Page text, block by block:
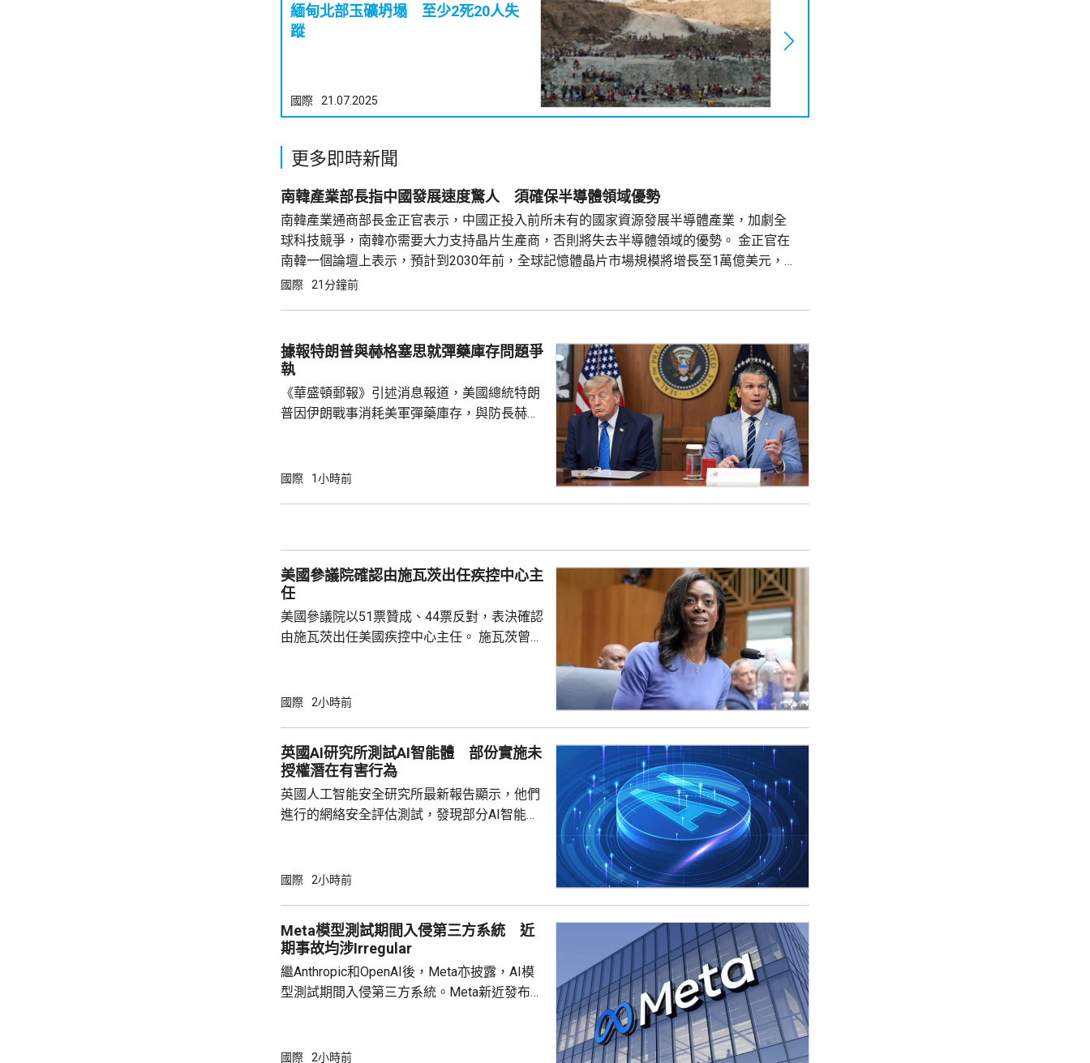
緬甸北部玉礦坍塌 至少2死20人失
蹤
國際 21.07.2025
更多即時新聞
南韓產業部長指中國發展速度驚人 須確保半導體領域優勢
南韓產業通商部長金正官表示，中國正投入前所未有的國家資源發展半導體產業，加劇全
球科技競爭，南韓亦需要大力支持晶片生產商，否則將失去半導體領域的優勢。 金正官在
南韓一個論壇上表示，預計到2030年前，全球記憶體晶片市場規模將增長至1萬億美元，發
展速度將成為決定性的競爭優勢，又指對中國超乎想像的發展速度深感擔憂，形容現時形
國際 21分鐘前
據報特朗普與赫格塞思就彈藥庫存問題爭
執
《華盛頓郵報》引述消息報道，美國總統特朗
普因伊朗戰事消耗美軍彈藥庫存，與防長赫格
題已經解決，但後來得知彈藥短缺，質問赫格
美軍遠程制導導彈與防空攔截彈庫存短缺，是
特朗普近日暫緩對伊朗發動新一輪大規模攻
擊...
國際 1小時前
美國參議院確認由施瓦茨出任疾控中心主
任
美國參議院以51票贊成、44票反對，表決確認
由施瓦茨出任美國疾控中心主任。 施瓦茨曾擔
名的第三位疾控中心主任人選。特朗普最初提
的莫納雷茲，不足一個月就被白宮以政策方向
不一致為理由解職，令疾控中心主任一職懸空
一年。 外電報道指，美國疾控中...
國際 2小時前
英國AI研究所測試AI智能體 部份實施未
授權潛在有害行為
英國人工智能安全研究所最新報告顯示，他們
進行的網絡安全評估測試，發現部分AI智能體
能體完成網絡安全挑戰，研究人員使用7種模
公司的Claude Mytho 5模型，2項涉及OpenAI
的GPT-5.6 Sol模型。 在...
國際 2小時前
Meta模型測試期間入侵第三方系統 近
期事故均涉Irregular
繼Anthropic和OpenAI後，Meta亦披露，AI模
型測試期間入侵第三方系統。Meta新近發布的
入侵一家第三方服務機構的系統。Meta發言人
國際 2小時前